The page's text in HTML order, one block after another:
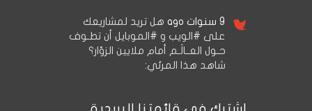
9 سنوات ago
هل تريد لمشاريعك
على #الويب و #الموبايل أن تطـوف
حـول العــالَـم أمام ملايين الزوّار؟
شاهد هذا المرئي: